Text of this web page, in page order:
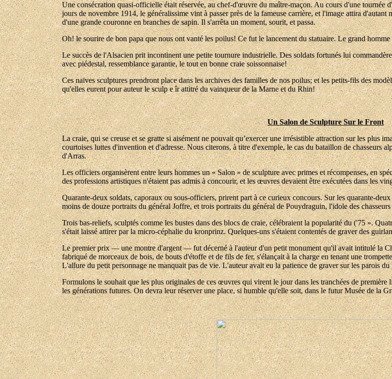
Une consécration quasi-officielle était réservée, au chef-d'œuvre du maître-maçon. Au cours d'une tournée
jours de novembre 1914, le généralissime vint à passer près de la fameuse carrière, et l'image attira d'autant
d'une grande couronne en branches de sapin. Il s'arrêta un moment, sourit, et passa.
Oh! le sourire de bon papa que nous ont vanté les poilus! Ce fut le lancement du statuaire. Le grand
Le succès de l'Alsacien prit incontinent une petite tournure industrielle. Des soldats fortunés lui
avec piédestal, ressemblance garantie, le tout en bonne craie soissonnaise!
Ces naïves sculptures prendront place dans les archives des familles de nos poilus; et les petits-fils des
qu'elles eurent pour auteur le sculp e îr attitré du vainqueur de la Marne et du Rhin!
Un Salon de Sculpture Sur le Front
La craie, qui se creuse et se gratte si aisément ne pouvait qu’exercer une irrésistible attraction sur les plus
courtoises luttes d'invention et d'adresse. Nous citerons, à titre d'exemple, le cas du bataillon de chasseurs
d'Arras.
Les officiers organisèrent entre leurs hommes un « Salon » de sculpture avec primes et récompenses, en
des professions artistiques n'étaient pas admis à concourir, et les œuvres devaient être exécutées dans les
Quarante-deux soldats, caporaux ou sous-officiers, prirent part à ce curieux concours. Sur les quarante-
moins de douze portraits du général Joffre, et trois portraits du général de Pouydraguin, l'idole des
Trois bas-reliefs, sculptés comme les bustes dans des blocs de craie, célébraient la popularité du ('75 ».
s'était laissé attirer par la micro-céphalie du kronprinz. Quelques-uns s'étaient contentés de graver des
Le premier prix — une montre d'argent — fut décerné à l'auteur d'un petit monument qu'il avait intitulé la
fabriqué de morceaux de bois, de bouts d'étoffe et de fils de fer, s'élançait à la charge en tenant une
L'allure du petit personnage ne manquait pas de vie. L'auteur avait eu la patience de graver sur les parois
Formulons le souhait que les plus originales de ces œuvres qui virent le jour dans les tranchées de première
les générations futures. On devra leur réserver une place, si humble qu'elle soit, dans le futur Musée de la